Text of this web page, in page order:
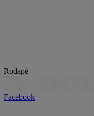
Rodapé
Facebook